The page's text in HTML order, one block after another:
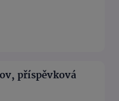
příspěvková